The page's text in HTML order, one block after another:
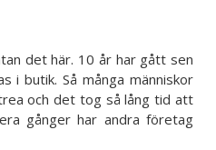
det här. 10 år har gått sen
i butik. Så många människor
och det tog så lång tid att
gånger har andra företag